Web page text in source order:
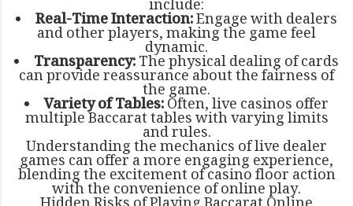
include:
Real-Time Interaction:Engage with dealers
and other players, making the game feel
dynamic.
Transparency:The physical dealing of cards
can provide reassurance about the fairness of
the game.
Variety of Tables:Often, live casinos offer
multiple Baccarat tables with varying limits
and rules.
Understanding the mechanics of live dealer
games can offer a more engaging experience,
blending the excitement of casino floor action
with the convenience of online play.